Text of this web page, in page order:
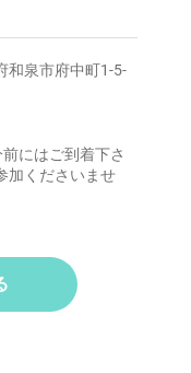
泉市府中町1-5-
にはご到着下さ
加くださいませ